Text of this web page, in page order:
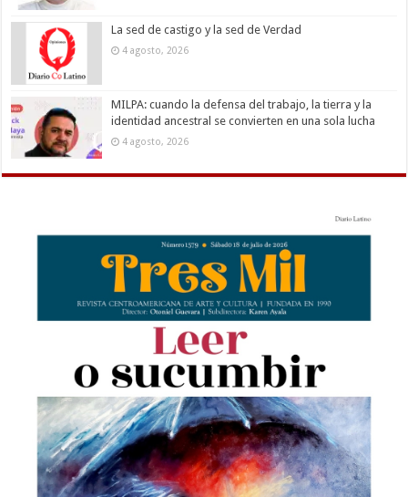
La sed de castigo y la sed de Verdad
4 agosto, 2026
MILPA: cuando la defensa del trabajo, la tierra y la
identidad ancestral se convierten en una sola lucha
4 agosto, 2026